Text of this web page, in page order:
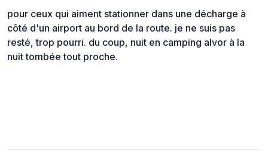
pour ceux qui aiment stationner dans une décharge à
côté d'un airport au bord de la route. je ne suis pas
resté, trop pourri. du coup, nuit en camping alvor à la
nuit tombée tout proche.